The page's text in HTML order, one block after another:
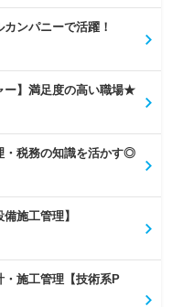
ンパニーで活躍！
ー】満足度の高い職場★
・税務の知識を活かす◎
施工管理】
・施工管理【技術系P